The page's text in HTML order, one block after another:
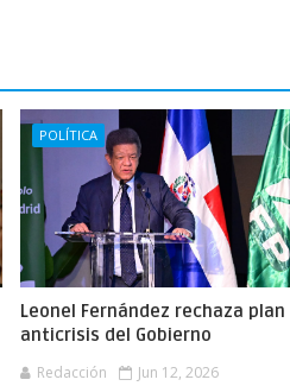
POLÍTICA
Leonel Fernández rechaza plan
anticrisis del Gobierno
Redacción Jun 12, 2026